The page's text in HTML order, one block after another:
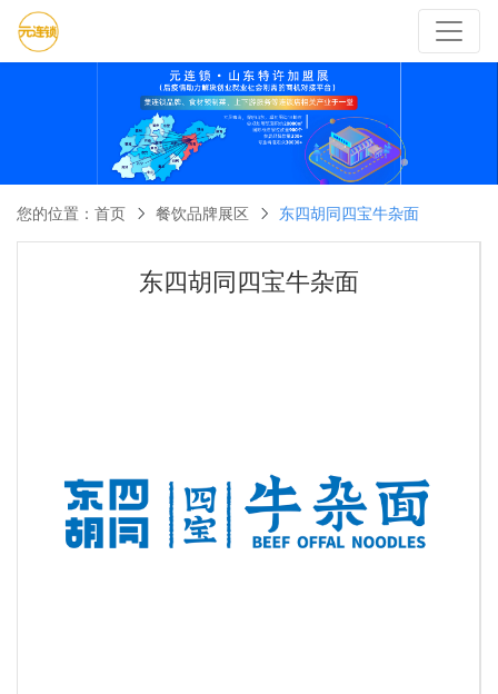
您的位置： 首页 餐饮品牌展区 东四胡同四宝牛杂面
东四胡同四宝牛杂面